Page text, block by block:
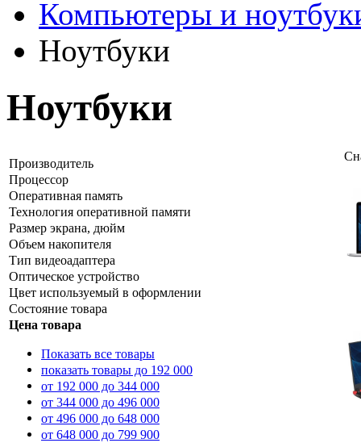
Компьютеры и
Ноутбуки
Ноутбуки
Производитель
Процессор
Оперативная память
Технология оперативной памяти
Размер экрана, дюйм
Объем накопителя
Тип видеоадаптера
Оптическое устройство
Цвет используемый в оформлении
Состояние товара
Цена товара
Показать все товары
показать товары до 192 000
от 192 000 до 344 000
от 344 000 до 496 000
от 496 000 до 648 000
от 648 000 до 799 900